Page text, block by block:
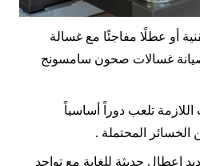
أو عطلًا مفاجئًا مع غسالة
غسالات صحون سامسونج
اللازمة تلعب دوراً أساسياً
المحتملة .
اعطال حديثة للغاية مع تواجد